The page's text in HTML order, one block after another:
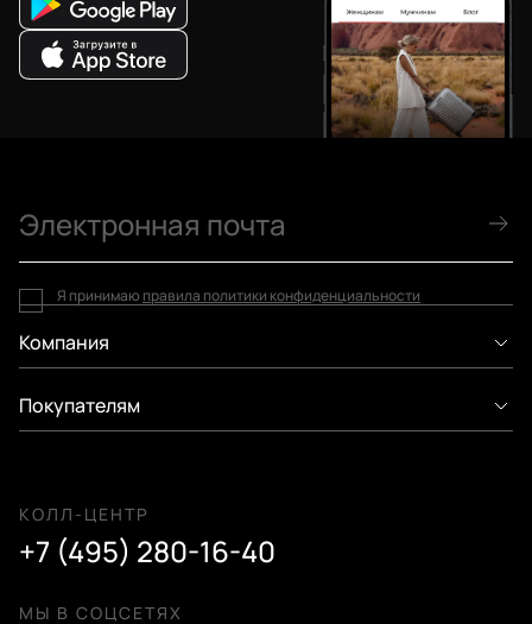
Компания
Покупателям
КОЛЛ-ЦЕНТР
+7 (495) 280-16-40
МЫ В СОЦСЕТЯХ
Я принимаю правила политики конфиденциальности